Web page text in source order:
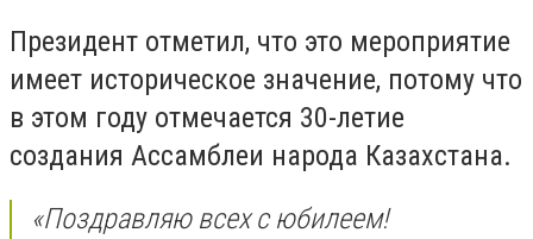
Президент отметил, что это мероприятие
имеет историческое значение, потому что
в этом году отмечается 30-летие
создания Ассамблеи народа Казахстана.
«Поздравляю всех с юбилеем!